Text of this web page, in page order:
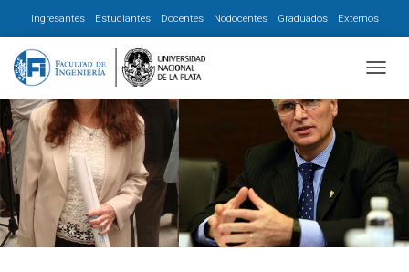
Ingresantes Estudiantes Docentes Nodocentes Graduados Externos